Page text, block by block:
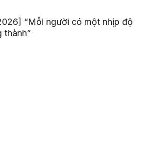
“Mỗi người có một nhịp độ
thành”